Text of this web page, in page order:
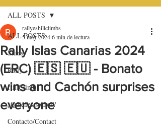
ALL POSTS
Skins
Rally
HillClimb
¿Quiénes somos?
Contacto/Contact
ALL POSTS
Rally Islas Canarias 2024
(ERC) 🇪🇸 🇪🇺 - Bonato
wins and Cachón surprises
everyone
rallyeshillclimbs
5 may 20246 min de lectura